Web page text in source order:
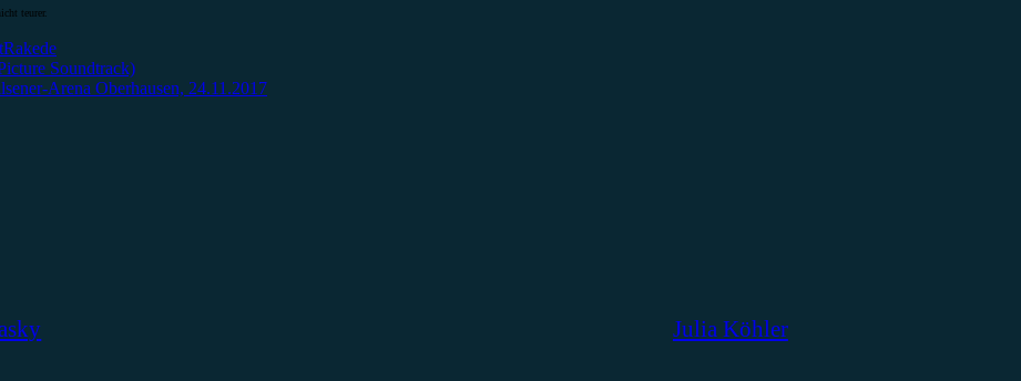
teurer.
Rakede
Soundtrack)
Arena Oberhausen, 24.11.2017
Julia Köhler